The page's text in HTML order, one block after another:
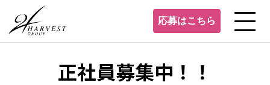
応募はこちら
正社員募集中！！